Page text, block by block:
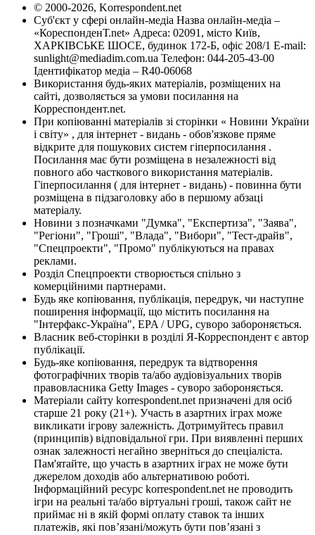
© 2000-2026, Korrespondent.net
Суб'єкт у сфері онлайн-медіа Назва онлайн-медіа –
«КореспонденТ.net» Адреса: 02091, місто Київ,
ХАРКІВСЬКЕ ШОСЕ, будинок 172-Б, офіс 208/1 E-mail:
sunlight@mediadim.com.ua Телефон: 044-205-43-00
Ідентифікатор медіа – R40-06068
Використання будь-яких матеріалів, розміщених на
сайті, дозволяється за умови посилання на
Корреспондент.net.
При копіюванні матеріалів зі сторінки « Новини України
і світу» , для інтернет - видань - обов'язкове пряме
відкрите для пошукових систем гіперпосилання .
Посилання має бути розміщена в незалежності від
повного або часткового використання матеріалів.
Гіперпосилання ( для інтернет - видань) - повинна бути
розміщена в підзаголовку або в першому абзаці
матеріалу.
Новини з позначками "Думка", "Експертиза", "Заява",
"Регіони", "Гроші", "Влада", "Вибори", "Тест-драйв",
"Спецпроекти", "Промо" публікуються на правах
реклами.
Розділ Спецпроекти створюється спільно з
комерційними партнерами.
Будь яке копіювання, публікація, передрук, чи наступне
поширення інформації, що містить посилання на
"Інтерфакс-Україна", EPA / UPG, суворо забороняється.
Власник веб-сторінки в розділі Я-Корреспондент є автор
публікації.
Будь-яке копіювання, передрук та відтворення
фотографічних творів та/або аудіовізуальних творів
правовласника Getty Images - суворо забороняється.
Матеріали сайту korrespondent.net призначені для осіб
старше 21 року (21+). Участь в азартних іграх може
викликати ігрову залежність. Дотримуйтесь правил
(принципів) відповідальної гри. При виявленні перших
ознак залежності негайно зверніться до спеціаліста.
Пам'ятайте, що участь в азартних іграх не може бути
джерелом доходів або альтернативою роботі.
Інформаційний ресурс korrespondent.net не проводить
ігри на реальні та/або віртуальні гроші, також сайт не
приймає ні в якій формі оплату ставок та інших
платежів, які пов’язані/можуть бути пов’язані з